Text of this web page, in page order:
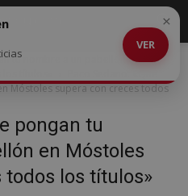
tu nombre a un pabellón en
títulos»
Móstoles supera con creces todos
pongan tu
en Móstoles
todos los títulos»
VER
×